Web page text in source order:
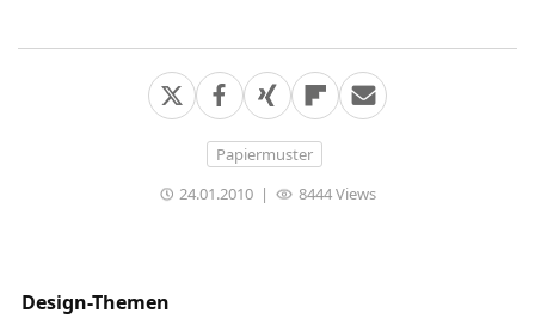
Papiermuster
24.01.2010 | 8444 Views
Design-Themen